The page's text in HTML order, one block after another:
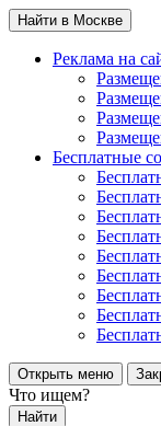
Найти в Москве
Реклама на
Бесплатные
Открыть меню
Что ищем?
Найти